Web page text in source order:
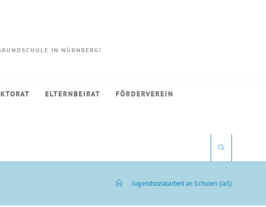
IN NÜRNBERG!
ELTERNBEIRAT FÖRDERVEREIN
> Jugendsozialarbeit an Schulen (JaS)